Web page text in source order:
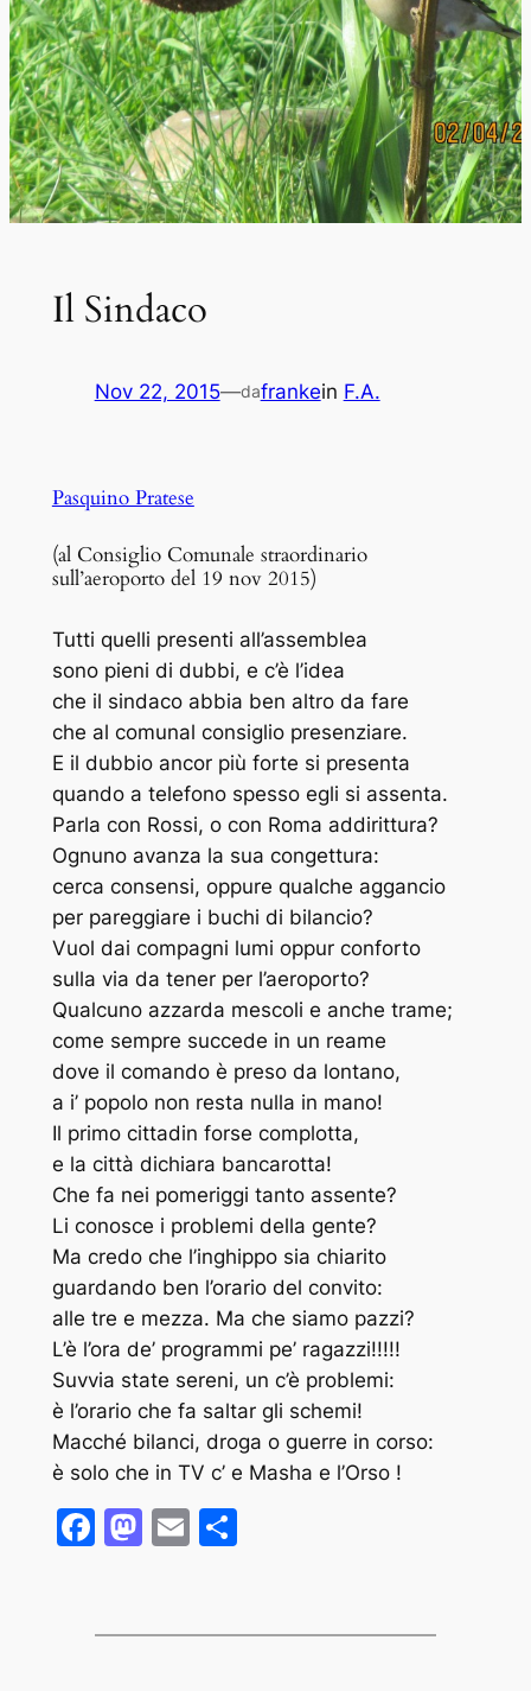
Il Sindaco
Nov 22, 2015—dafrankein F.A.
Pasquino Pratese
(al Consiglio Comunale straordinario
sull’aeroporto del 19 nov 2015)
Tutti quelli presenti all’assemblea
sono pieni di dubbi, e c’è l’idea
che il sindaco abbia ben altro da fare
che al comunal consiglio presenziare.
E il dubbio ancor più forte si presenta
quando a telefono spesso egli si assenta.
Parla con Rossi, o con Roma addirittura?
Ognuno avanza la sua congettura:
cerca consensi, oppure qualche aggancio
per pareggiare i buchi di bilancio?
Vuol dai compagni lumi oppur conforto
sulla via da tener per l’aeroporto?
Qualcuno azzarda mescoli e anche trame;
come sempre succede in un reame
dove il comando è preso da lontano,
a i’ popolo non resta nulla in mano!
Il primo cittadin forse complotta,
e la città dichiara bancarotta!
Che fa nei pomeriggi tanto assente?
Li conosce i problemi della gente?
Ma credo che l’inghippo sia chiarito
guardando ben l’orario del convito:
alle tre e mezza. Ma che siamo pazzi?
L’è l’ora de’ programmi pe’ ragazzi!!!!!
Suvvia state sereni, un c’è problemi:
è l’orario che fa saltar gli schemi!
Macché bilanci, droga o guerre in corso:
è solo che in TV c’ e Masha e l’Orso !
Facebook
Mastodon
EmailCondividi